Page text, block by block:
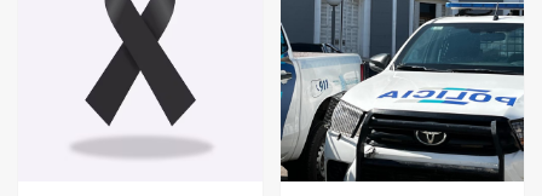
Accidente en Ruta 5: falleció un
joven de Trenque Lauquen
Los precios de los combustibles en
La Pampa, desde YPF hasta Axion
entre 857 a 1338 pesos